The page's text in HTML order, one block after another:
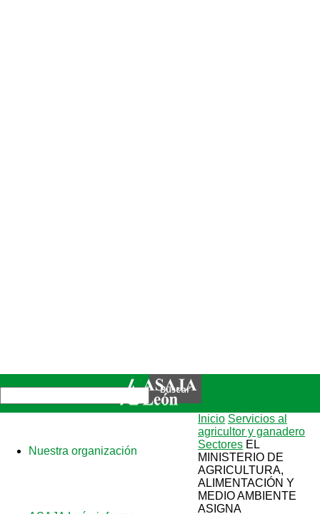
Nuestra organización
Inicio Servicios al
agricultor y ganadero
Sectores EL
MINISTERIO DE
AGRICULTURA,
ALIMENTACIÓN Y
MEDIO AMBIENTE
ASIGNA